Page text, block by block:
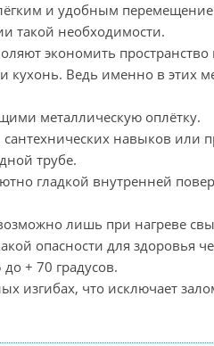
и удобным
такой необходимости.
экономить
Ведь именно в этих
металлическую оплётку.
навыков или
трубе.
гладкой внутренней
лишь при нагреве
опасности для здоровья
+ 70 градусов.
изгибах, что исключает